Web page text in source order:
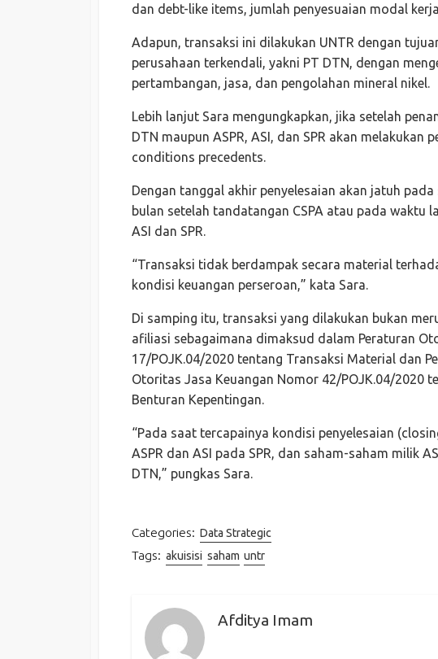
dan debt-like items, jumlah penyesuaian modal
Adapun, transaksi ini dilakukan UNTR dengan
perusahaan terkendali, yakni PT DTN, dengan
pertambangan, jasa, dan pengolahan mineral nikel.
Lebih lanjut Sara mengungkapkan, jika setelah
DTN maupun ASPR, ASI, dan SPR akan
conditions precedents.
Dengan tanggal akhir penyelesaian akan jatuh
bulan setelah tandatangan CSPA atau pada waktu
ASI dan SPR.
“Transaksi tidak berdampak secara material
kondisi keuangan perseroan,” kata Sara.
Di samping itu, transaksi yang dilakukan bukan
afiliasi sebagaimana dimaksud dalam Peraturan
17/POJK.04/2020 tentang Transaksi Material dan
Otoritas Jasa Keuangan Nomor 42/POJK.04/2020
Benturan Kepentingan.
“Pada saat tercapainya kondisi penyelesaian
ASPR dan ASI pada SPR, dan saham-saham milik
DTN,” pungkas Sara.
Categories: Data Strategic
Tags: akuisisi saham untr
Afditya Imam